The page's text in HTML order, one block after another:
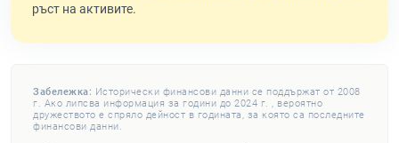
ръст на активите.
Забележка: Исторически финансови данни се поддържат от 2008
г. Ако липсва информация за години до 2024 г. , вероятно
дружеството е спряло дейност в годината, за която са последните
финансови данни.